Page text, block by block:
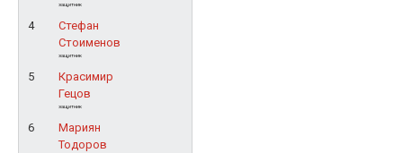
защитник
4
Стефан
Стоименов
защитник
5
Красимир
Гецов
защитник
6
Мариян
Тодоров